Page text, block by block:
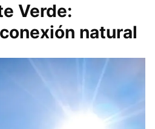
Verde:
natural